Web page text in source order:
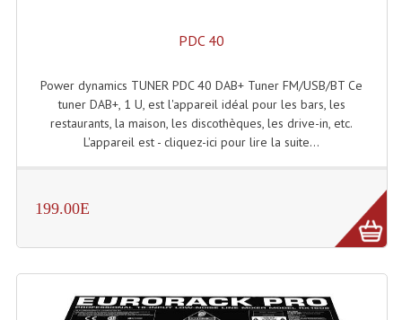
PDC 40
Power dynamics TUNER PDC 40 DAB+ Tuner FM/USB/BT Ce
tuner DAB+, 1 U, est l'appareil idéal pour les bars, les
restaurants, la maison, les discothèques, les drive-in, etc.
L'appareil est - cliquez-ici pour lire la suite...
199.00E